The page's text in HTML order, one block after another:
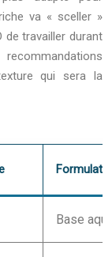
va « sceller »
de travailler durant
qui sera la
Base